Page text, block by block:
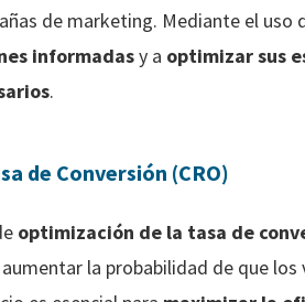
de marketing. Mediante el uso
informadasy a optimizar sus
.
de Conversión (CRO)
optimización de la tasa de
la probabilidad de que